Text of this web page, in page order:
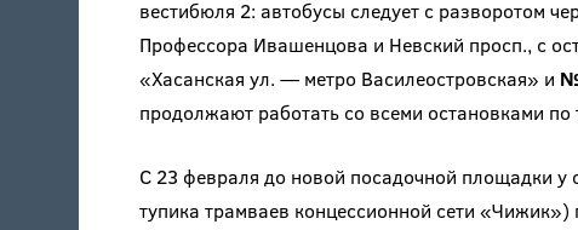
вестибюля 2: автобусы следует с разворотом
Профессора Ивашенцова и Невский просп., с
«Хасанская ул. — метро Василеостровская» и
продолжают работать со всеми остановками
С 23 февраля до новой посадочной площадки у
тупика трамваев концессионной сети